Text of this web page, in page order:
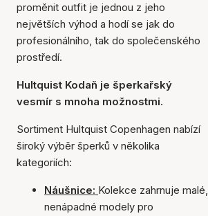
proměnit outfit je jednou z jeho
největších výhod a hodí se jak do
profesionálního, tak do společenského
prostředí.
Hultquist Kodaň je šperkařský
vesmír s mnoha možnostmi.
Sortiment Hultquist Copenhagen nabízí
široký výběr šperků v několika
kategoriích:
Náušnice: Kolekce zahrnuje malé,
nenápadné modely pro